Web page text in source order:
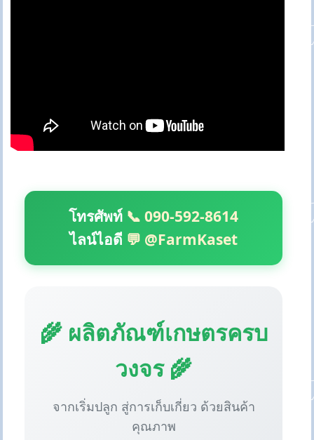
โทรศัพท์ 📞 090-592-8614
ไลน์ไอดี 💬 @FarmKaset
🌾 ผลิตภัณฑ์เกษตรครบ
วงจร 🌾
จากเริ่มปลูก สู่การเก็บเกี่ยว ด้วยสินค้า
คุณภาพ